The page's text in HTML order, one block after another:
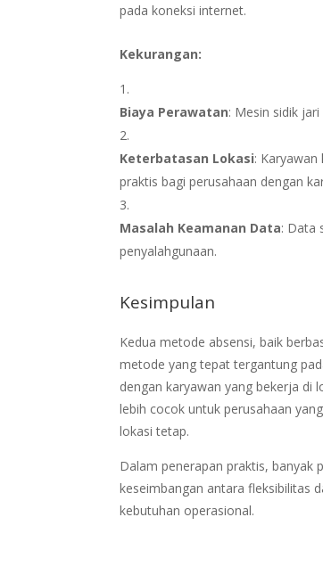
pada koneksi internet.
Kekurangan:
Biaya Perawatan: Mesin sidik
Keterbatasan Lokasi:
praktis bagi perusahaan dengan
Masalah Keamanan Data: Data
penyalahgunaan.
Kesimpulan
Kedua metode absensi, baik
metode yang tepat tergantung
dengan karyawan yang bekerja di
lebih cocok untuk perusahaan
lokasi tetap.
Dalam penerapan praktis, banyak
keseimbangan antara fleksibilitas
kebutuhan operasional.